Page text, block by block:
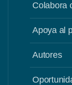
Colabora
Apoya al
Autores